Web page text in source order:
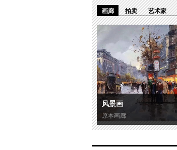
画廊 拍卖 艺术家
风景画
原本画廊